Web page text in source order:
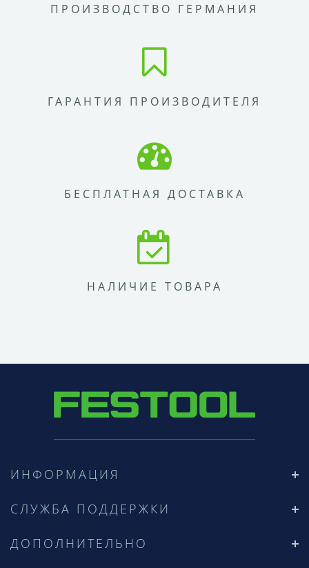
ПРОИЗВОДСТВО ГЕРМАНИЯ
ГАРАНТИЯ ПРОИЗВОДИТЕЛЯ
БЕСПЛАТНАЯ ДОСТАВКА
НАЛИЧИЕ ТОВАРА
ИНФОРМАЦИЯ
СЛУЖБА ПОДДЕРЖКИ
ДОПОЛНИТЕЛЬНО